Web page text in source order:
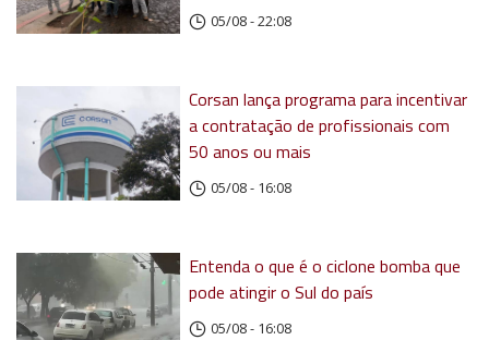
05/08 - 22:08
Corsan lança programa para incentivar
a contratação de profissionais com
50 anos ou mais
05/08 - 16:08
Entenda o que é o ciclone bomba que
pode atingir o Sul do país
05/08 - 16:08